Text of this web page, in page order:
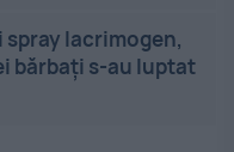
spray lacrimogen,
bărbați s-au luptat